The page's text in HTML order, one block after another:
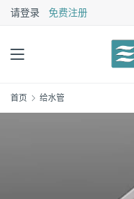
请登录 免费注册
首页 给水管